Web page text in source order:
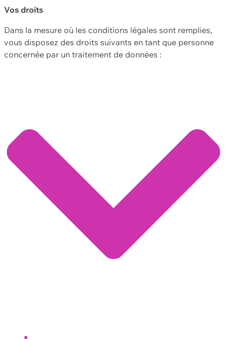
Vos droits
Dans la mesure où les conditions légales sont remplies,
vous disposez des droits suivants en tant que personne
concernée par un traitement de données :